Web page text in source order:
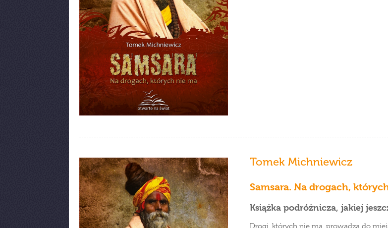
Tomek Michniewicz
Samsara. Na drogach,
Książka podróżnicza, jakiej
Drogi, których nie ma, prowadzą do